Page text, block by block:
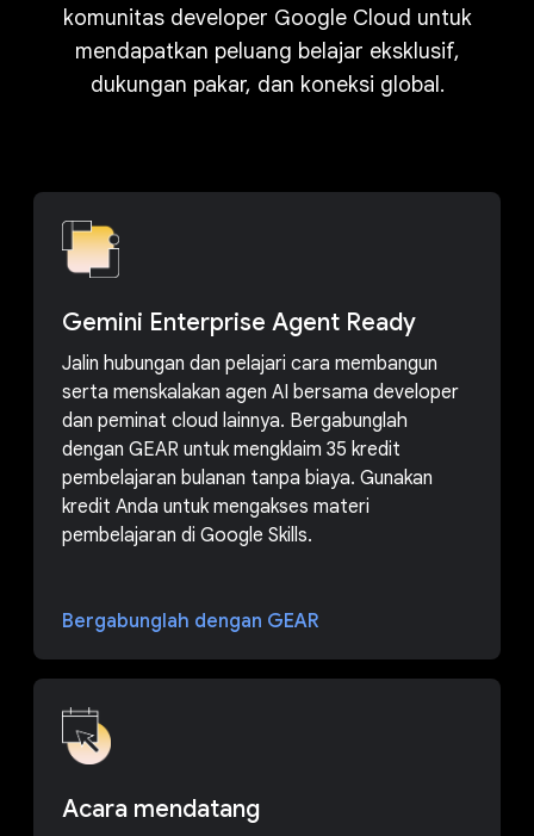
komunitas developer Google Cloud untuk
mendapatkan peluang belajar eksklusif,
dukungan pakar, dan koneksi global.
Gemini Enterprise Agent Ready
Jalin hubungan dan pelajari cara membangun
serta menskalakan agen AI bersama developer
dan peminat cloud lainnya. Bergabunglah
dengan GEAR untuk mengklaim 35 kredit
pembelajaran bulanan tanpa biaya. Gunakan
kredit Anda untuk mengakses materi
pembelajaran di Google Skills.
Bergabunglah dengan GEAR
Acara mendatang